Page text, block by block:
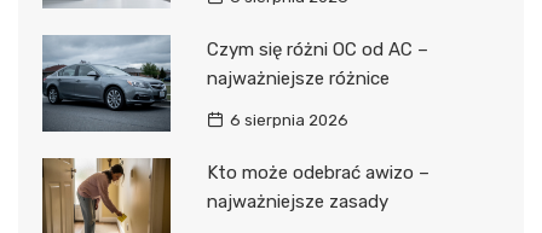
Czym się różni OC od AC –
najważniejsze różnice
6 sierpnia 2026
Kto może odebrać awizo –
najważniejsze zasady